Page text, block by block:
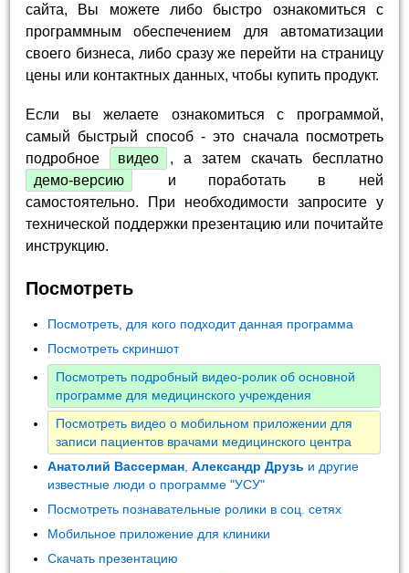
сайта, Вы можете либо быстро ознакомиться с
программным обеспечением для автоматизации
своего бизнеса, либо сразу же перейти на страницу
цены или контактных данных, чтобы купить продукт.
Если вы желаете ознакомиться с программой,
самый быстрый способ - это сначала посмотреть
подробное
видео
, а затем скачать бесплатно
демо-версию
и поработать в ней
самостоятельно. При необходимости запросите у
технической поддержки презентацию или почитайте
инструкцию.
Посмотреть
Посмотреть, для кого подходит данная программа
Посмотреть скриншот
Посмотреть подробный видео-ролик об основной
программе для медицинского учреждения
Посмотреть видео о мобильном приложении для
записи пациентов врачами медицинского центра
Анатолий Вассерман ,Александр Друзь и другие
известные люди о программе "УСУ"
Посмотреть познавательные ролики в соц. сетях
Мобильное приложение для клиники
Скачать презентацию